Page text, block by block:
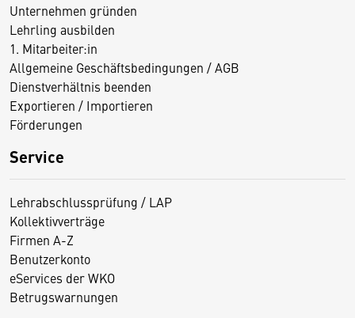
Unternehmen gründen
Lehrling ausbilden
1. Mitarbeiter:in
Allgemeine Geschäftsbedingungen / AGB
Dienstverhältnis beenden
Exportieren / Importieren
Förderungen
Service
Lehrabschlussprüfung / LAP
Kollektivverträge
Firmen A-Z
Benutzerkonto
eServices der WKO
Betrugswarnungen